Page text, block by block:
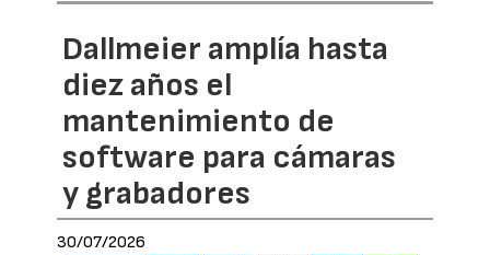
Dallmeier amplía hasta
diez años el
mantenimiento de
software para cámaras
y grabadores
30/07/2026